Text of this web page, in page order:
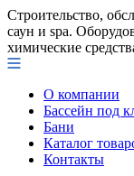
Строительство,
саун и spa.
химические
О компании
Бассейн под
Бани
Каталог
Контакты